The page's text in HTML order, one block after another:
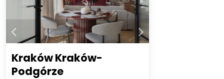
Kraków Kraków-
Podgórze